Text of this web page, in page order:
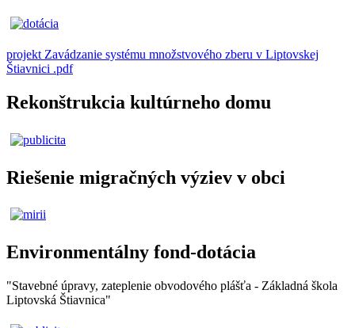
projekt Zavádzanie systému množstvového zberu v Liptovskej
Štiavnici .pdf
Rekonštrukcia kultúrneho domu
Riešenie migračných výziev v obci
Environmentálny fond-dotácia
"Stavebné úpravy, zateplenie obvodového plášťa - Základná škola
Liptovská Štiavnica"